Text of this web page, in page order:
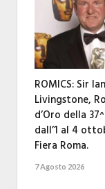
ROMICS: Sir Ian
Livingstone,
d’Oro della
dall’1 al 4
Fiera Roma.
7 Agosto 2026